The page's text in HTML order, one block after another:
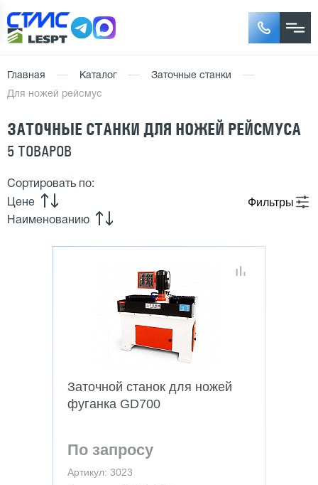
Главная Каталог
Заточные станки
Для ножей рейсмус
ЗАТОЧНЫЕ СТАНКИ ДЛЯ НОЖЕЙ РЕЙСМУСА
5 ТОВАРОВ
Фильтры
Сортировать по:
Цене
Наименованию
Заточной станок для ножей
фуганка GD700
По запросу
Артикул: 3023